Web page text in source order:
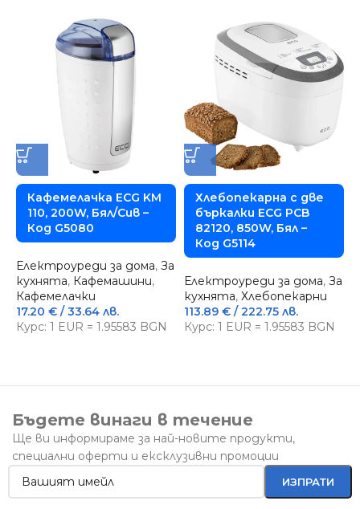
Кафемелачка ECG KM
110, 200W, Бял/Сив –
Код G5080
Електроуреди за дома, За
кухнята, Кафемашини,
Кафемелачки
17.20 € / 33.64 лв.
Курс: 1 EUR = 1.95583 BGN
Хлебопекарна с две
бъркалки ECG PCB
82120, 850W, Бял –
Код G5114
Електроуреди за дома, За
кухнята, Хлебопекарни
113.89 €/ 222.75 лв.
Курс: 1 EUR = 1.95583 BGN
Бъдете винаги в течение
Ще ви информираме за най-новите продукти,
специални оферти и ексклузивни промоции